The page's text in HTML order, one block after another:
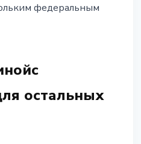
федеральным
остальных